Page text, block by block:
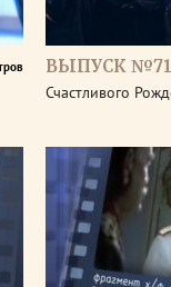
ВЫПУСК №71
Счастливого